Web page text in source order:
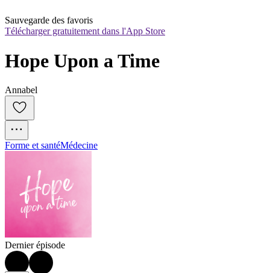
Sauvegarde des favoris
Télécharger gratuitement dans l'App Store
Hope Upon a Time
Annabel
Forme et santéMédecine
Dernier épisode